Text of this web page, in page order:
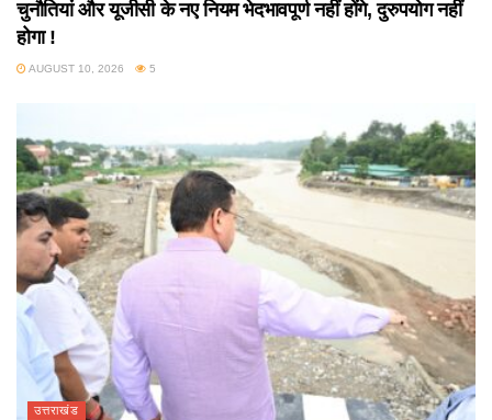
चुनौतियां और यूजीसी के नए नियम भेदभावपूर्ण नहीं होंगे, दुरुपयोग नहीं
होगा !
AUGUST 10, 2026 5
उत्तराखंड